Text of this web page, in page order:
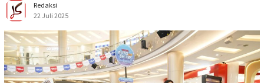
Redaksi
22 Juli 2025